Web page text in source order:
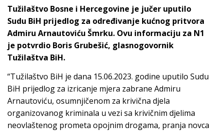
Tužilaštvo Bosne i Hercegovine je jučer uputilo
Sudu BiH prijedlog za određivanje kućnog pritvora
Admiru Arnautoviću Šmrku. Ovu informaciju za N1
je potvrdio Boris Grubešić, glasnogovornik
Tužilaštva BiH.
“Tužilaštvo BiH je dana 15.06.2023. godine uputilo Sudu
BiH prijedlog za izricanje mjera zabrane Admiru
Arnautoviću, osumnjičenom za krivična djela
organizovanog kriminala u vezi sa krivičnim djelima
neovlaštenog prometa opojnim drogama, pranja novca